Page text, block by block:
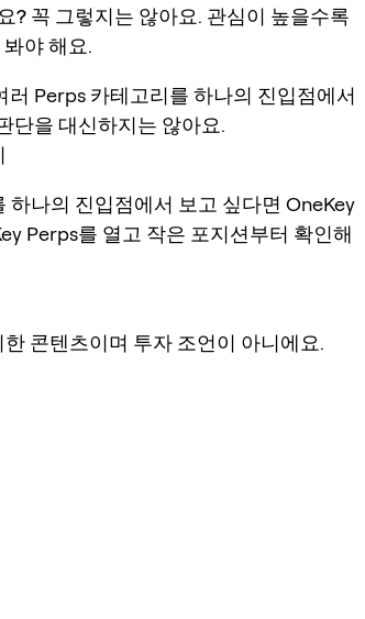
? 꼭 그렇지는 않아요. 관심이 높을수록
야 해요.
러 Perps 카테고리를 하나의 진입점에서
단을 대신하지는 않아요.
하나의 진입점에서 보고 싶다면 OneKey
Perps를 열고 작은 포지션부터 확인해
콘텐츠이며 투자 조언이 아니에요.